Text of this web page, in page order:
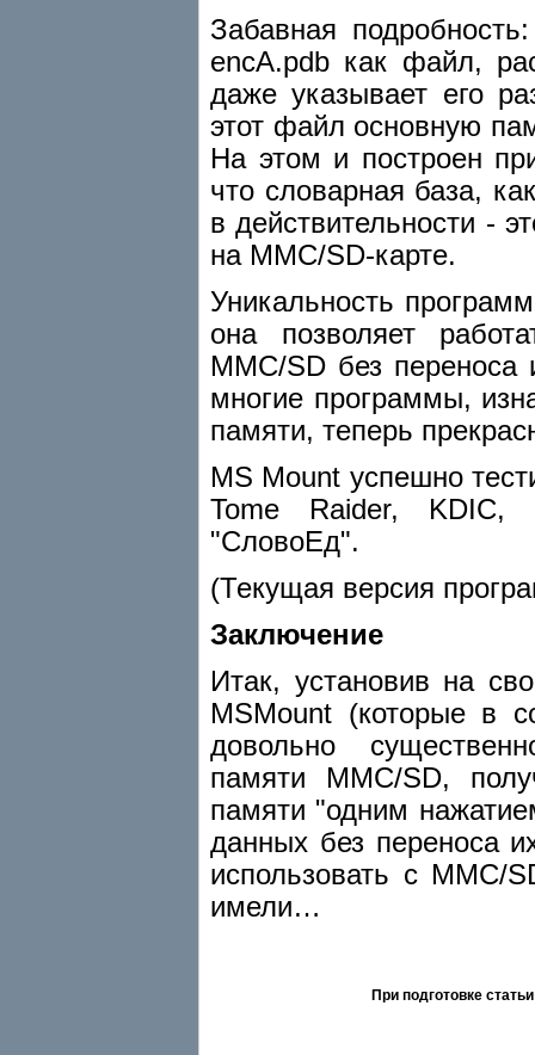
Забавная
encA.pdb как файл,
даже указывает его
этот файл основную
На этом и построен
что словарная база,
в действительности -
на MMC/SD-карте.
Уникальность
она позволяет
MMC/SD без
многие программы,
памяти, теперь
MS Mount успешно
Tome Raider, KDIC,
"СловоЕд".
(Текущая версия
Заключение
Итак, установив на
MSMount (которые в
довольно
памяти MMC/SD,
памяти "одним
данных без переноса
использовать с MMC/
имели…
При подготовке